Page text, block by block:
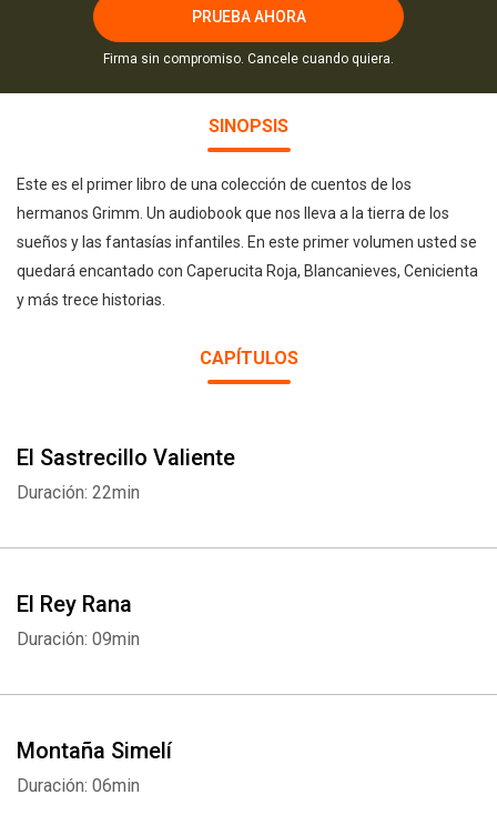
PRUEBA AHORA
Firma sin compromiso. Cancele cuando quiera.
SINOPSIS
Este es el primer libro de una colección de cuentos de los
hermanos Grimm. Un audiobook que nos lleva a la tierra de los
sueños y las fantasías infantiles. En este primer volumen usted se
quedará encantado con Caperucita Roja, Blancanieves, Cenicienta
y más trece historias.
CAPÍTULOS
El Sastrecillo Valiente
Duración: 22min
El Rey Rana
Duración: 09min
Montaña Simelí
Duración: 06min